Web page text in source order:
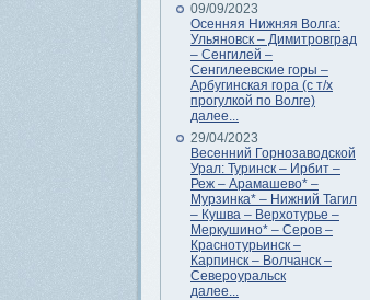
09/09/2023
Осенняя Нижняя Волга:
Ульяновск – Димитровград
– Сенгилей –
Сенгилеевские горы –
Арбугинская гора (с т/х
прогулкой по Волге)
далее...
29/04/2023
Весенний Горнозаводской
Урал: Туринск – Ирбит –
Реж – Арамашево* –
Мурзинка* – Нижний Тагил
– Кушва – Верхотурье –
Меркушино* – Серов –
Краснотурьинск –
Карпинск – Волчанск –
Североуральск
далее...